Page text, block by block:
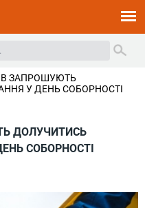
ЗАПРОШУЮТЬ
У ДЕНЬ СОБОРНОСТІ
ДОЛУЧИТИСЬ
СОБОРНОСТІ